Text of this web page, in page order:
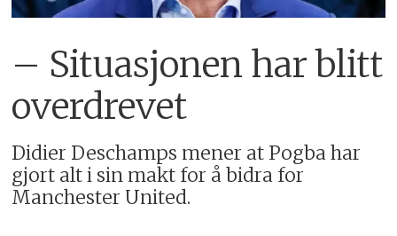
– Situasjonen har blitt
overdrevet
Didier Deschamps mener at Pogba har
gjort alt i sin makt for å bidra for
Manchester United.